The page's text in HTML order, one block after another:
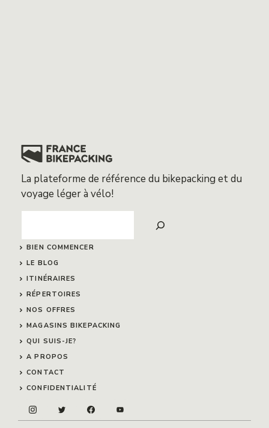
La plateforme de référence du bikepacking et du
voyage léger à vélo!
BIEN COMMENCER
LE BLOG
ITINÉRAIRES
RÉPERTOIRES
NOS OFFRES
MAGASINS BIKEPACKING
QUI SUIS-JE?
A PROPOS
CONTACT
CONFIDENTIALITÉ